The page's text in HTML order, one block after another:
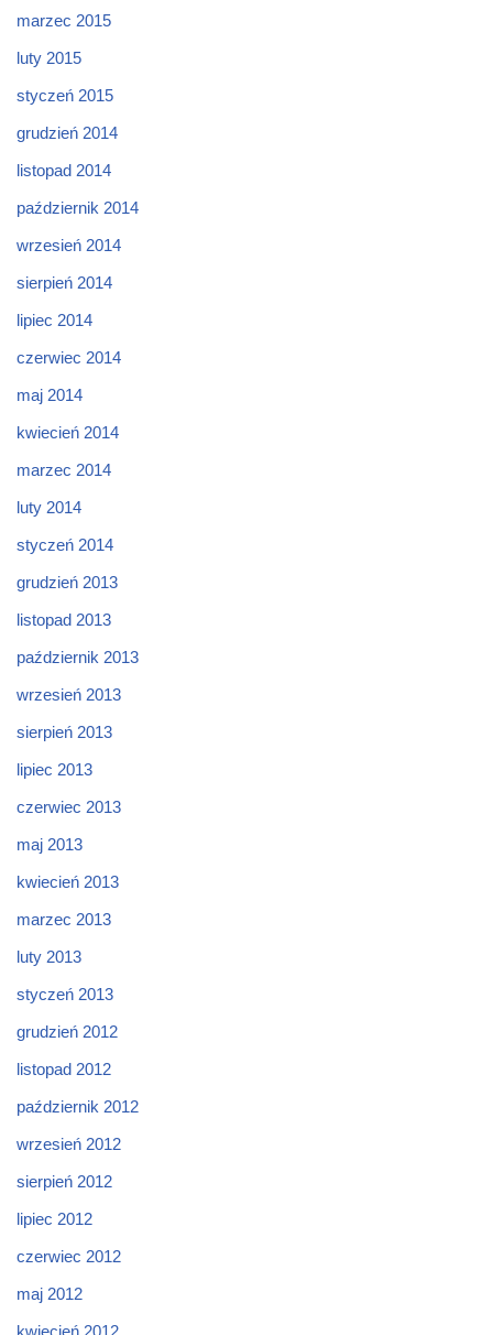
marzec 2015
luty 2015
styczeń 2015
grudzień 2014
listopad 2014
październik 2014
wrzesień 2014
sierpień 2014
lipiec 2014
czerwiec 2014
maj 2014
kwiecień 2014
marzec 2014
luty 2014
styczeń 2014
grudzień 2013
listopad 2013
październik 2013
wrzesień 2013
sierpień 2013
lipiec 2013
czerwiec 2013
maj 2013
kwiecień 2013
marzec 2013
luty 2013
styczeń 2013
grudzień 2012
listopad 2012
październik 2012
wrzesień 2012
sierpień 2012
lipiec 2012
czerwiec 2012
maj 2012
kwiecień 2012